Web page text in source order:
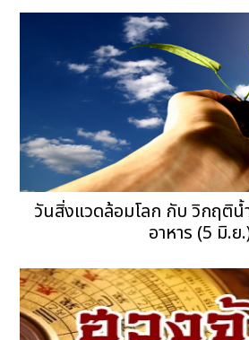
วันสิ่งแวดล้อมโลก กับ วิกฤติ
อาหาร (5 มิ.ย